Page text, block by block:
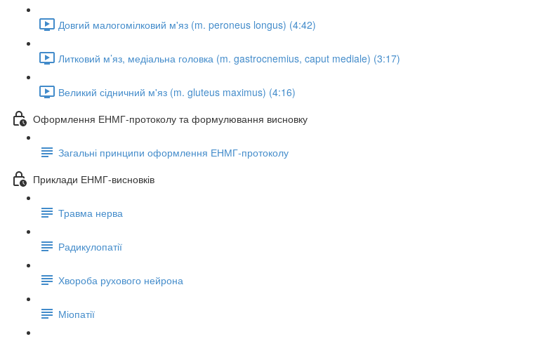
Довгий малогомілковий м'яз (m. peroneus longus) (4:42)
Литковий м’яз, медіальна головка (m. gastrocnemius, caput mediale) (3:17)
Великий сідничний м'яз (m. gluteus maximus) (4:16)
Оформлення ЕНМГ-протоколу та формулювання висновку
Загальні принципи оформлення ЕНМГ-протоколу
Приклади ЕНМГ-висновків
Травма нерва
Радикулопатії
Хвороба рухового нейрона
Міопатії